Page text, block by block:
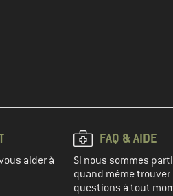
aider à
FAQ & AIDE
Si nous sommes
quand même trouver
questions à tout